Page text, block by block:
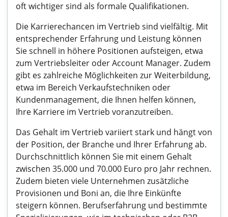
oft wichtiger sind als formale Qualifikationen.
Die Karrierechancen im Vertrieb sind vielfältig. Mit
entsprechender Erfahrung und Leistung können
Sie schnell in höhere Positionen aufsteigen, etwa
zum Vertriebsleiter oder Account Manager. Zudem
gibt es zahlreiche Möglichkeiten zur Weiterbildung,
etwa im Bereich Verkaufstechniken oder
Kundenmanagement, die Ihnen helfen können,
Ihre Karriere im Vertrieb voranzutreiben.
Das Gehalt im Vertrieb variiert stark und hängt von
der Position, der Branche und Ihrer Erfahrung ab.
Durchschnittlich können Sie mit einem Gehalt
zwischen 35.000 und 70.000 Euro pro Jahr rechnen.
Zudem bieten viele Unternehmen zusätzliche
Provisionen und Boni an, die Ihre Einkünfte
steigern können. Berufserfahrung und bestimmte